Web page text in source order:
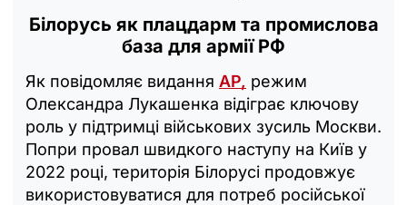
Білорусь як плацдарм та промислова
база для армії РФ
Як повідомляє видання AP, режим
Олександра Лукашенка відіграє ключову
роль у підтримці військових зусиль Москви.
Попри провал швидкого наступу на Київ у
2022 році, територія Білорусі продовжує
використовуватися для потреб російської